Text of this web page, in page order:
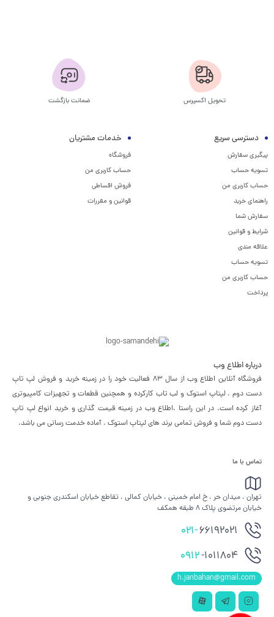
تحویل اکسپرس ضمانت بازگشت
دسترسی سریع
پیگیری سفارش
تسویه حساب
حساب کاربری من
راهنمای خرید
سفارش شما
شرایط و قوانین
علاقه مندی
تسویه حساب
حساب کاربری من
پرداخت
خدمات مشتریان
فروشگاه
حساب کاربری من
فروش اقساطی
قوانین و مقررات
درباره اطلاع وب
فروشگاه آنلاین اطلاع وب از سال 83 فعالیت خود را در زمینه خرید و فروش لپ تاپ
دست دوم ، لپتاپ استوک و لب تاب کارکرده و همچنین قطعات و تجهیزات کامپیوتری
آغاز کرده است. در این راستا ،‌اطلاع وب در زمینه قیمت گذاری و خرید انواع لپ تاپ
دست دوم شما و فروش تمامی برند های لپتاپ استوک ، آماده خدمت رسانی می باشد.
تماس با ما
تهران ، میدان حر ، خ امام خمینی ، خیابان کمالی ، تقاطع خیابان اسکندری جنوبی و
خیابان مرتضوی پلاک 8 طبقه همکف
021-66192021
0912-1011804
h.janbahan@gmail.com